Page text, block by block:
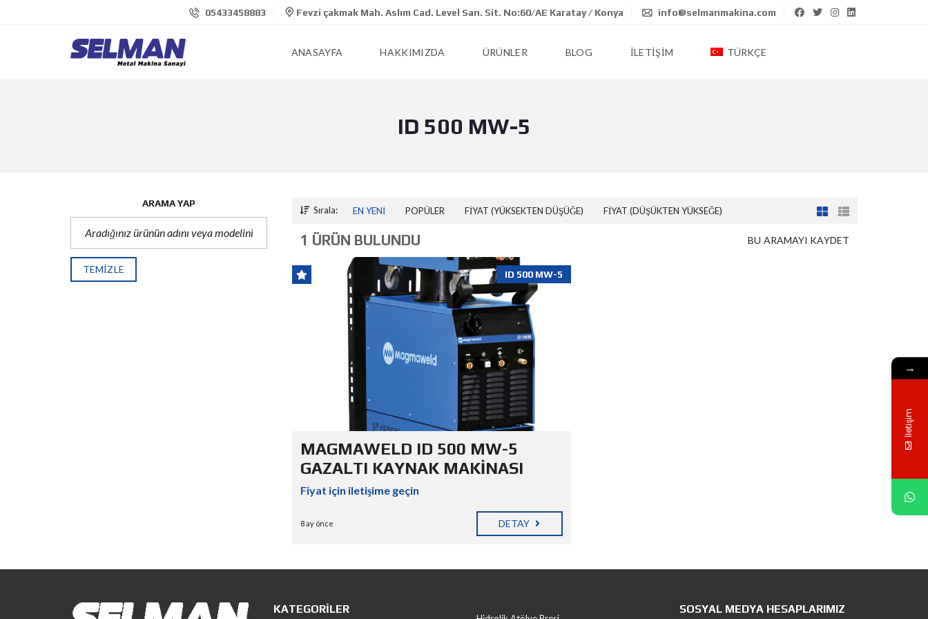
05433458883 Fevzi çakmak Mah. Aslım Cad. Level San. Sit. No:60/AE Karatay / Konya info@selmanmakina.com
ANASAYFA HAKKIMIZDA ÜRÜNLER BLOG İLETIŞIM TÜRKÇE
ID 500 MW-5
ARAMA YAP
TEMIZLE
Sırala: EN YENI POPÜLER FIYAT (YÜKSEKTEN DÜŞÜĞE) FIYAT (DÜŞÜKTEN YÜKSEĞE)
BU ARAMAYI KAYDET
1 ÜRÜN BULUNDU
ID 500 MW-5
MAGMAWELD ID 500 MW-5
GAZALTI KAYNAK MAKİNASI
Fiyat için iletişime geçin
8 ay önce DETAY
KATEGORILER SOSYAL MEDYA HESAPLARIMIZ
→
İletişim